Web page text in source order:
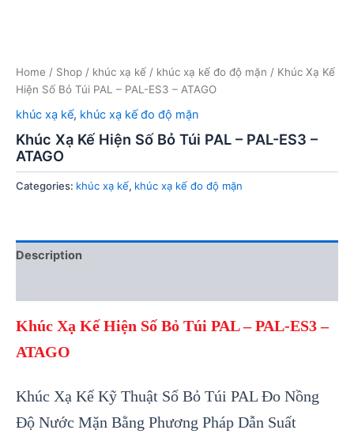
Home / Shop / khúc xạ kế / khúc xạ kế đo độ mặn / Khúc Xạ Kế
Hiện Số Bỏ Túi PAL – PAL-ES3 – ATAGO
khúc xạ kế, khúc xạ kế đo độ mặn
Khúc Xạ Kế Hiện Số Bỏ Túi PAL – PAL-ES3 –
ATAGO
Categories: khúc xạ kế, khúc xạ kế đo độ mặn
Description
Khúc Xạ Kế Hiện Số Bỏ Túi PAL –PAL-ES3 –
ATAGO
Khúc Xạ Kế Kỹ Thuật Số Bỏ Túi PAL Đo Nồng
Độ Nước Mặn Bằng Phương Pháp Dẫn Suất